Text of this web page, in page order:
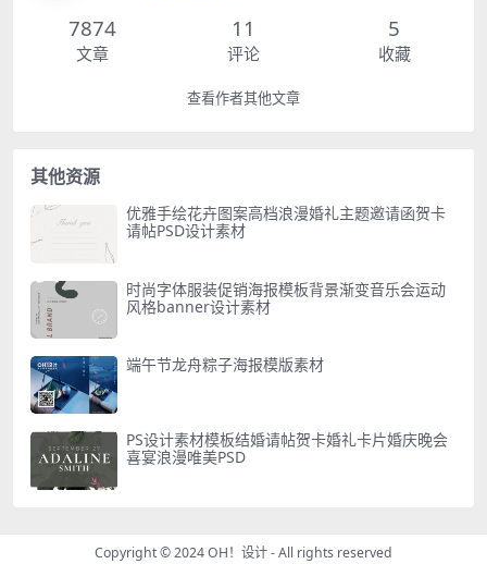
7874
文章
11
评论
5
收藏
查看作者其他文章
其他资源
优雅手绘花卉图案高档浪漫婚礼主题邀请函贺卡
请帖PSD设计素材
时尚字体服装促销海报模板背景渐变音乐会运动
风格banner设计素材
端午节龙舟粽子海报模版素材
PS设计素材模板结婚请帖贺卡婚礼卡片婚庆晚会
喜宴浪漫唯美PSD
Copyright © 2024OH！设计- All rights reserved